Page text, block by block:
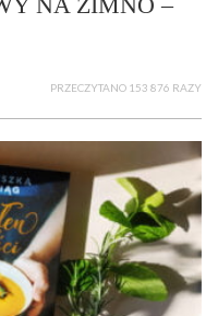
PRZECZYTANO 153 876 RAZY